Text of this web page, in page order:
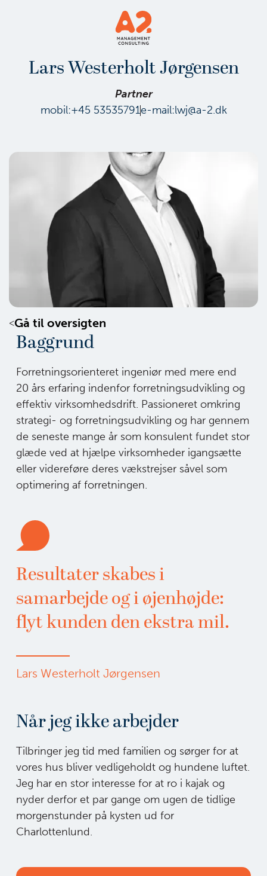
Lars Westerholt Jørgensen
Partner
mobil:+45 53535791e-mail:lwj@a-2.dk
Gå til oversigten
Baggrund
Forretningsorienteret ingeniør med mere end
20 års erfaring indenfor forretningsudvikling og
effektiv virksomhedsdrift. Passioneret omkring
strategi- og forretningsudvikling og har gennem
de seneste mange år som konsulent fundet stor
glæde ved at hjælpe virksomheder igangsætte
eller videreføre deres vækstrejser såvel som
optimering af forretningen.
Resultater skabes i
samarbejde og i øjenhøjde:
flyt kunden den ekstra mil.
Lars Westerholt Jørgensen
Når jeg ikke arbejder
Tilbringer jeg tid med familien og sørger for at
vores hus bliver vedligeholdt og hundene luftet.
Jeg har en stor interesse for at ro i kajak og
nyder derfor et par gange om ugen de tidlige
morgenstunder på kysten ud for
Charlottenlund.